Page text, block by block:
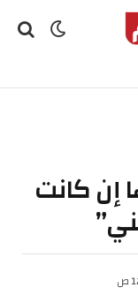
إن كانت